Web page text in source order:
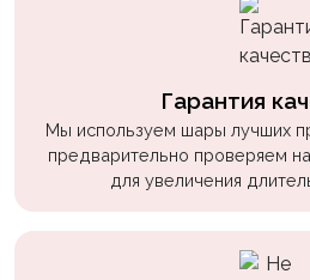
Гарантия
Мы используем шары лучших
предварительно проверяем
для увеличения
Вечеринка
Девочкам